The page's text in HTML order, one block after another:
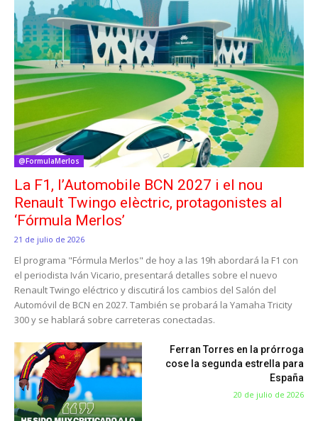
@FormulaMerlos
La F1, l’Automobile BCN 2027 i el nou
Renault Twingo elèctric, protagonistes al
‘Fórmula Merlos’
21 de julio de 2026
El programa "Fórmula Merlos" de hoy a las 19h abordará la F1 con
el periodista Iván Vicario, presentará detalles sobre el nuevo
Renault Twingo eléctrico y discutirá los cambios del Salón del
Automóvil de BCN en 2027. También se probará la Yamaha Tricity
300 y se hablará sobre carreteras conectadas.
Ferran Torres en la prórroga
cose la segunda estrella para
España
20 de julio de 2026